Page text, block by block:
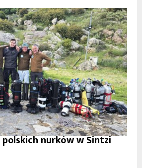
nurków w Sintzi